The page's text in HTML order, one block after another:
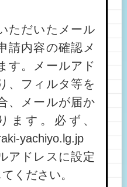
ただいたメール
請内容の確認メ
す。メールアド
、フィルタ等を
、メールが届か
ます。必ず、
yachiyo.lg.jp
アドレスに設定
ください。